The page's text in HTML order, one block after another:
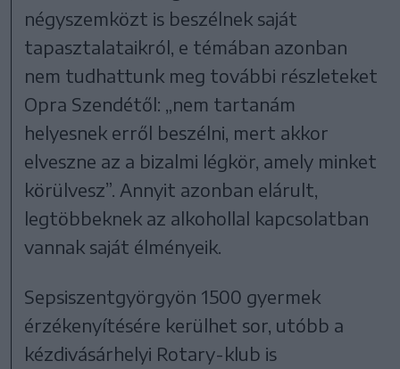
négyszemközt is beszélnek saját
tapasztalataikról, e témában azonban
nem tudhattunk meg további részleteket
Opra Szendétől: „nem tartanám
helyesnek erről beszélni, mert akkor
elveszne az a bizalmi légkör, amely minket
körülvesz”. Annyit azonban elárult,
legtöbbeknek az alkohollal kapcsolatban
vannak saját élményeik.
Sepsiszentgyörgyön 1500 gyermek
érzékenyítésére kerülhet sor, utóbb a
kézdivásárhelyi Rotary-klub is